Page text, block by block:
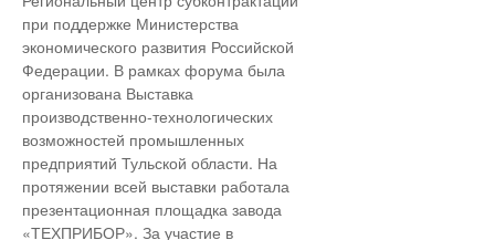
при поддержке Министерства
экономического развития Российской
Федерации. В рамках форума была
организована Выставка
производственно-технологических
возможностей промышленных
предприятий Тульской области. На
протяжении всей выставки работала
презентационная площадка завода
«ТЕХПРИБОР». За участие в